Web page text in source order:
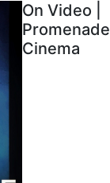
On Video |
Promenade
Cinema